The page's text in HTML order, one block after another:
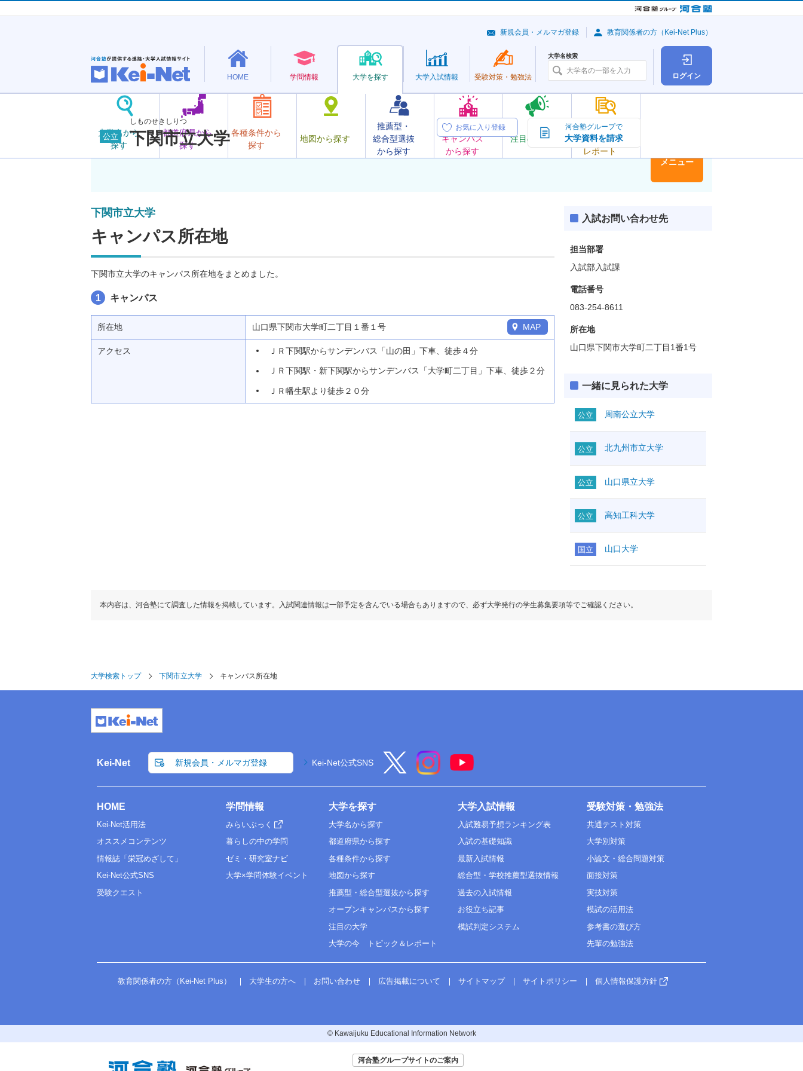
ログイン
HOME 学問情報 大学を探す
大学名から
探す
都道府県から
探す
各種条件から
探す
地図から探す
推薦型・
総合型選抜
から探す
オープン
キャンパス
から探す
注目の大学
大学の今
トピック＆
レポート
大学入試情報 受験対策・ 勉強法
大学名検索
新規会員・メルマガ登録 教育関係者の方（Kei-Net Plus）
公立
しものせきしりつ
下関市立大学
お気に入り登録 河合塾グループで
大学資料を請求
メニュー
下関市立大学
キャンパス所在地
下関市立大学のキャンパス所在地をまとめました。
1 キャンパス
所在地 山口県下関市大学町二丁目１番１号 MAP
アクセス ＪＲ下関駅からサンデンバス「山の田」下車、徒歩４分
ＪＲ下関駅・新下関駅からサンデンバス「大学町二丁目」下車、徒歩２分
ＪＲ幡生駅より徒歩２０分
入試お問い合わせ先
担当部署
入試部入試課
電話番号
083-254-8611
所在地
山口県下関市大学町二丁目1番1号
一緒に見られた大学
公立 周南公立大学
公立 北九州市立大学
公立 山口県立大学
公立 高知工科大学
国立 山口大学
本内容は、河合塾にて調査した情報を掲載しています。入試関連情報は一部予定を含んでいる場合もありますので、必ず大学発行の学生募集要項等でご確認ください。
大学検索トップ 下関市立大学 キャンパス所在地
Kei-Net 新規会員・メルマガ登録 Kei-Net公式SNS
HOME
Kei-Net活用法
オススメコンテンツ
情報誌「栄冠めざして」
Kei-Net公式SNS
受験クエスト
学問情報
みらいぶっく
暮らしの中の学問
ゼミ・研究室ナビ
大学×学問体験イベント
大学を探す
大学名から探す
都道府県から探す
各種条件から探す
地図から探す
推薦型・総合型選抜から探す
オープンキャンパスから探す
注目の大学
大学の今 トピック＆レポート
大学入試情報
入試難易予想ランキング表
入試の基礎知識
最新入試情報
総合型・学校推薦型選抜情報
過去の入試情報
お役立ち記事
模試判定システム
受験対策・勉強法
共通テスト対策
大学別対策
小論文・総合問題対策
面接対策
実技対策
模試の活用法
参考書の選び方
先輩の勉強法
教育関係者の方（Kei-Net Plus） 大学生の方へ お問い合わせ 広告掲載について サイトマップ サイトポリシー 個人情報保護方針
© Kawaijuku Educational Information Network
河合塾グループサイトのご案内